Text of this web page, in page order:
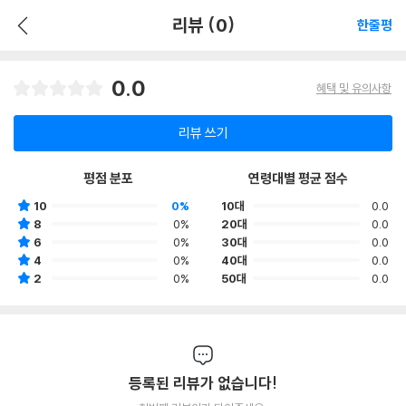
리뷰 (0) 한줄평
0.0 혜택 및 유의사항
리뷰 쓰기
평점 분포
10
0%
8
0%
6
0%
4
0%
2
0%
연령대별 평균 점수
10대
0.0
20대
0.0
30대
0.0
40대
0.0
50대
0.0
등록된 리뷰가 없습니다!